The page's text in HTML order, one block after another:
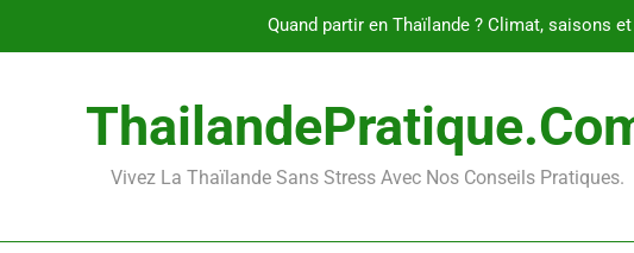
Quand partir en Thaïlande ? Climat, saisons
Les visas pour la Thaïlande en
Internet en Thaïlande : Comment
Quand partir en Thaïlande ? Climat, saisons
Vivez La Thaïlande Sans Stress Avec Nos Conseils Pratiques.